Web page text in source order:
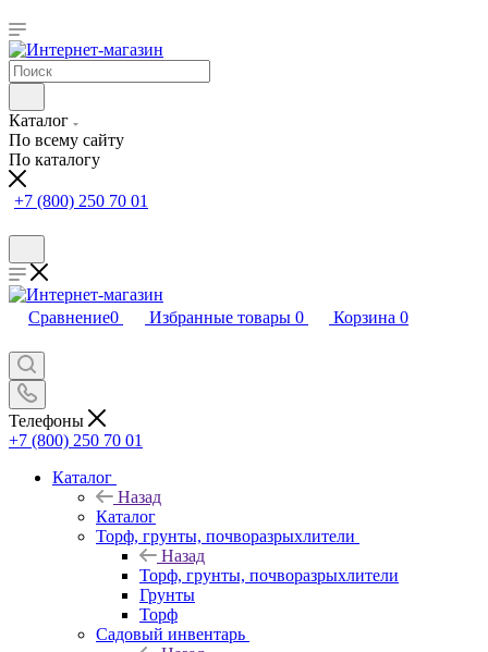
Каталог
По всему сайту
По каталогу
+7 (800) 250 70 01
Сравнение0 Избранные товары 0 Корзина 0
Телефоны
+7 (800) 250 70 01
Каталог
Назад
Каталог
Торф, грунты, почворазрыхлители
Назад
Торф, грунты, почворазрыхлители
Грунты
Торф
Садовый инвентарь